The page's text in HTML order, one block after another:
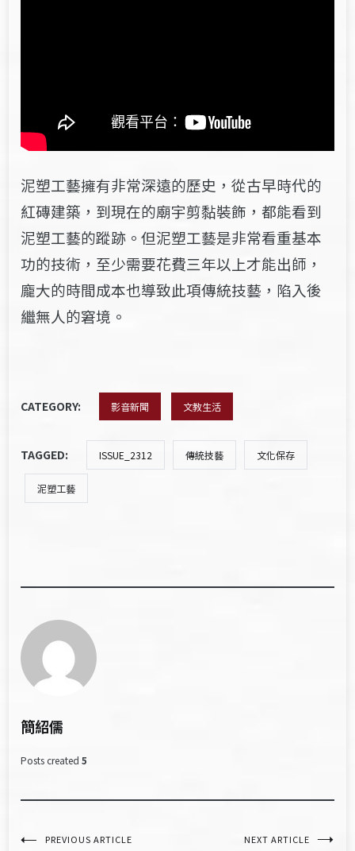
泥塑工藝擁有非常深遠的歷史，從古早時代的
紅磚建築，到現在的廟宇剪黏裝飾，都能看到
泥塑工藝的蹤跡。但泥塑工藝是非常看重基本
功的技術，至少需要花費三年以上才能出師，
龐大的時間成本也導致此項傳統技藝，陷入後
繼無人的窘境。
CATEGORY: 影音新聞 文教生活
TAGGED: ISSUE_2312 傳統技藝 文化保存
泥塑工藝
簡紹儒
Posts created 5
PREVIOUS ARTICLE NEXT ARTICLE